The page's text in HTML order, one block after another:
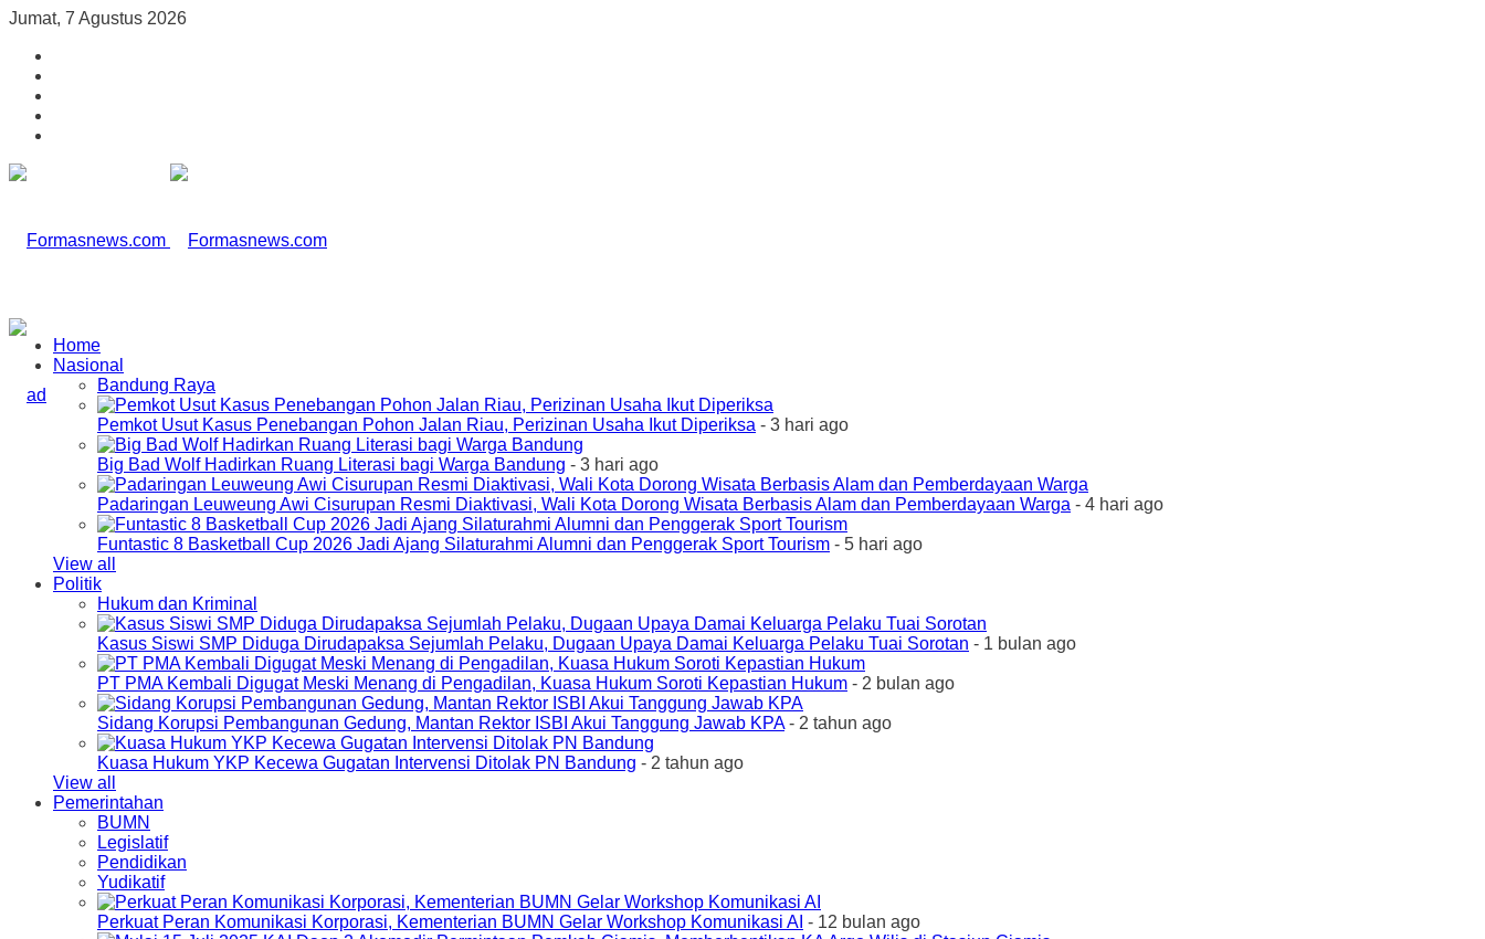
Jumat, 7 Agustus 2026
Home
Nasional
Bandung Raya
Pemkot Usut Kasus Penebangan Pohon Jalan Riau, Perizinan Usaha Ikut Diperiksa - 3 hari ago
Big Bad Wolf Hadirkan Ruang Literasi bagi Warga Bandung - 3 hari ago
Padaringan Leuweung Awi Cisurupan Resmi Diaktivasi, Wali Kota Dorong Wisata Berbasis Alam dan Pemberdayaan Warga - 4 hari ago
Funtastic 8 Basketball Cup 2026 Jadi Ajang Silaturahmi Alumni dan Penggerak Sport Tourism - 5 hari ago
View all
Politik
Hukum dan Kriminal
Kasus Siswi SMP Diduga Dirudapaksa Sejumlah Pelaku, Dugaan Upaya Damai Keluarga Pelaku Tuai Sorotan - 1 bulan ago
PT PMA Kembali Digugat Meski Menang di Pengadilan, Kuasa Hukum Soroti Kepastian Hukum - 2 bulan ago
Sidang Korupsi Pembangunan Gedung, Mantan Rektor ISBI Akui Tanggung Jawab KPA- 2 tahun ago
Kuasa Hukum YKP Kecewa Gugatan Intervensi Ditolak PN Bandung - 2 tahun ago
View all
Pemerintahan
BUMN
Legislatif
Pendidikan
Yudikatif
Perkuat Peran Komunikasi Korporasi, Kementerian BUMN Gelar Workshop Komunikasi AI - 12 bulan ago